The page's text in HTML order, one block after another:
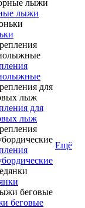
лыжи
для
лыж
беговые
Ещё